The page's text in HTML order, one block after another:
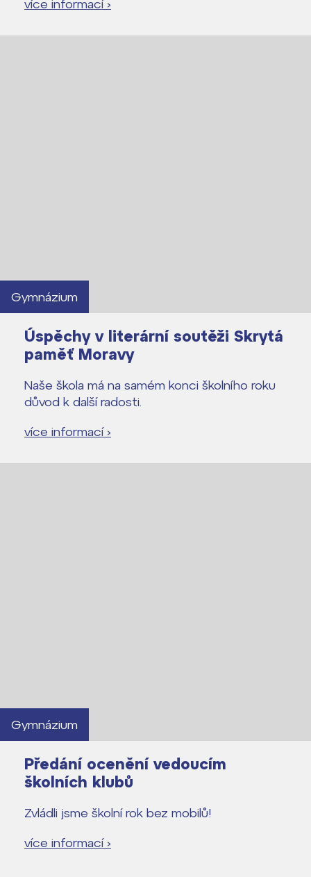
více informací ›
Gymnázium
Úspěchy v literární soutěži Skrytá
paměť Moravy
Naše škola má na samém konci školního roku
důvod k další radosti.
více informací ›
Gymnázium
Předání ocenění vedoucím
školních klubů
Zvládli jsme školní rok bez mobilů!
více informací ›